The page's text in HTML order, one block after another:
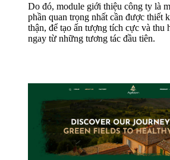
Do đó, module giới thiệu công ty là
phần quan trọng nhất cần được thiết
thận, để tạo ấn tượng tích cực và thu
ngay từ những tương tác đầu tiên.